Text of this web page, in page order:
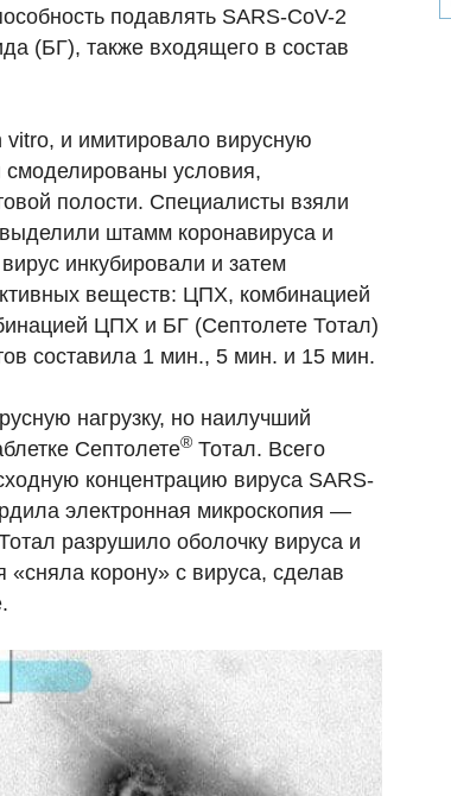
подавлять SARS-CoV-2
(БГ), также входящего в состав
и имитировало вирусную
смоделированы условия,
полости. Специалисты взяли
штамм коронавируса и
инкубировали и затем
веществ: ЦПХ, комбинацией
ЦПХ и БГ (Септолете Тотал)
составила 1 мин., 5 мин. и 15 мин.
нагрузку, но наилучший
Септолете® Тотал. Всего
концентрацию вируса SARS-
электронная микроскопия —
разрушило оболочку вируса и
корону» с вируса, сделав